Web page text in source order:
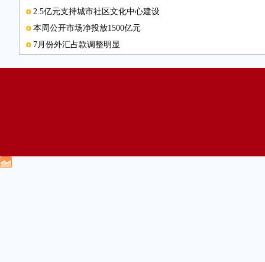
2.5亿元支持城市社区文化中心建设
本周公开市场净投放1500亿元
7月份外汇占款调整明显